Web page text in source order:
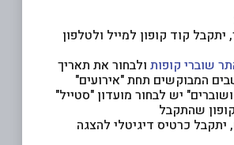
יתקבל קוד קופון למייל ולטלפון
שוברי קופות ולבחור את תאריך
המבוקשים תחת "אירועים"
יש לבחור מועדון "סטייל"
שהתקבל